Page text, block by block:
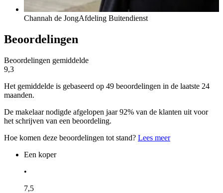
Channah de JongAfdeling Buitendienst
Beoordelingen
Beoordelingen gemiddelde
9,3
Het gemiddelde is gebaseerd op 49 beoordelingen in de laatste 24
maanden.
De makelaar nodigde afgelopen jaar 92% van de klanten uit voor
het schrijven van een beoordeling.
Hoe komen deze beoordelingen tot stand? Lees meer
Een koper
•
7,5